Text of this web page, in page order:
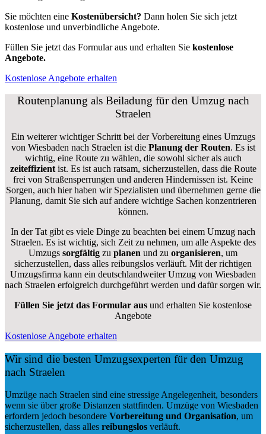
Sie möchten eine Kostenübersicht? Dann holen Sie sich jetzt
kostenlose und unverbindliche Angebote.
Füllen Sie jetzt das Formular aus und erhalten Sie kostenlose
Angebote.
Kostenlose Angebote erhalten
Routenplanung als Beiladung für den Umzug nach
Straelen
Ein weiterer wichtiger Schritt bei der Vorbereitung eines Umzugs
von Wiesbaden nach Straelen ist diePlanung der Routen. Es ist
wichtig, eine Route zu wählen, die sowohl sicher als auch
zeiteffizientist. Es ist auch ratsam, sicherzustellen, dass die Route
frei von Straßensperrungen und anderen Hindernissen ist. Keine
Sorgen, auch hier haben wir Spezialisten und übernehmen gerne die
Planung, damit Sie sich auf andere wichtige Sachen konzentrieren
können.
In der Tat gibt es viele Dinge zu beachten bei einem Umzug nach
Straelen. Es ist wichtig, sich Zeit zu nehmen, um alle Aspekte des
Umzugs sorgfältig zu planen und zu organisieren, um
sicherzustellen, dass alles reibungslos verläuft. Mit der richtigen
Umzugsfirma kann ein deutschlandweiter Umzug von Wiesbaden
nach Straelen erfolgreich durchgeführt werden und dafür sorgen wir.
Füllen Sie jetzt das Formular aus und erhalten Sie kostenlose
Angebote
Kostenlose Angebote erhalten
Wir sind die besten Umzugsexperten für den Umzug
nach Straelen
Umzüge nach Straelen sind eine stressige Angelegenheit, besonders
wenn sie über große Distanzen stattfinden. Umzüge von Wiesbaden
erfordern jedoch besondere Vorbereitung und Organisation, um
sicherzustellen, dass alles reibungslos verläuft.